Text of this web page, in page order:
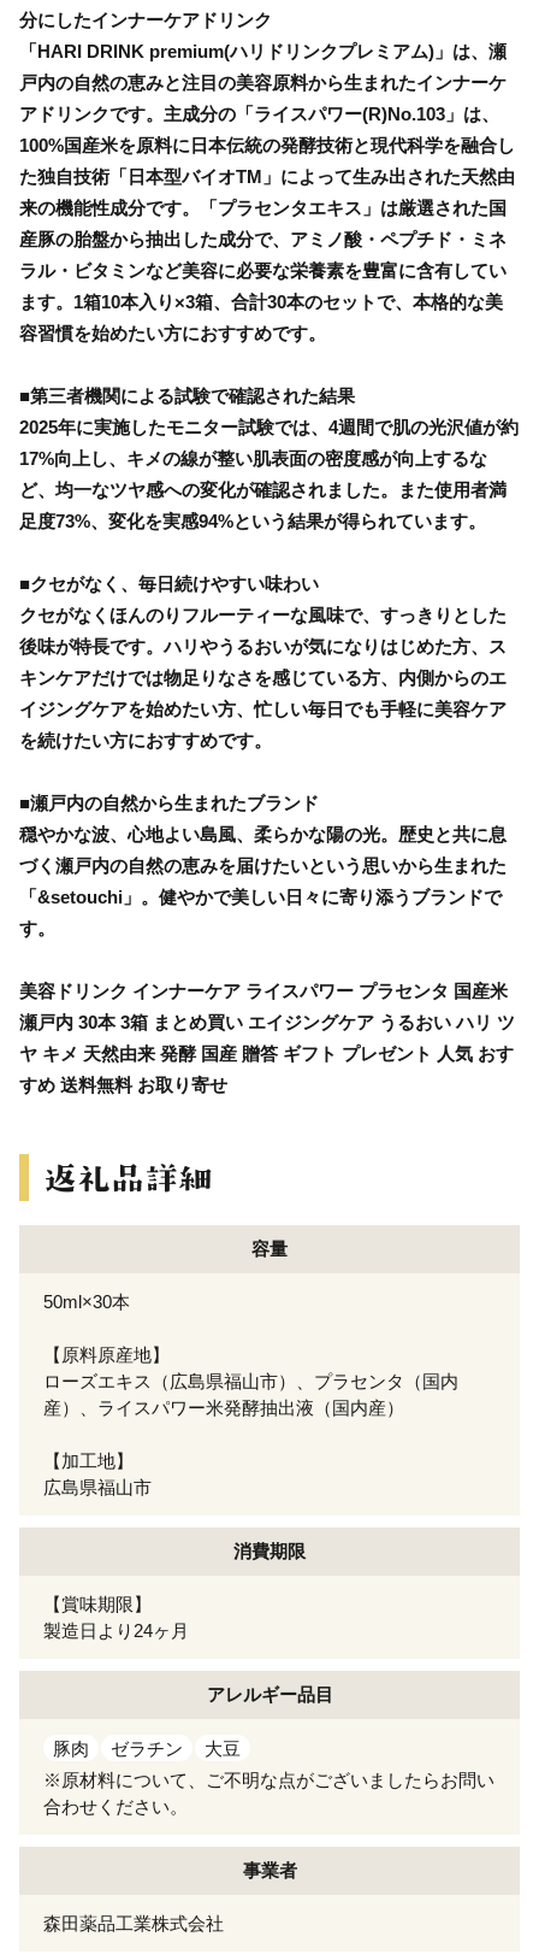
分にしたインナーケアドリンク
「HARI DRINK premium(ハリドリンクプレミアム)」は、瀬
戸内の自然の恵みと注目の美容原料から生まれたインナーケ
アドリンクです。主成分の「ライスパワー(R)No.103」は、
100%国産米を原料に日本伝統の発酵技術と現代科学を融合し
た独自技術「日本型バイオTM」によって生み出された天然由
来の機能性成分です。「プラセンタエキス」は厳選された国
産豚の胎盤から抽出した成分で、アミノ酸・ペプチド・ミネ
ラル・ビタミンなど美容に必要な栄養素を豊富に含有してい
ます。1箱10本入り×3箱、合計30本のセットで、本格的な美
容習慣を始めたい方におすすめです。
■第三者機関による試験で確認された結果
2025年に実施したモニター試験では、4週間で肌の光沢値が約
17%向上し、キメの線が整い肌表面の密度感が向上するな
ど、均一なツヤ感への変化が確認されました。また使用者満
足度73%、変化を実感94%という結果が得られています。
■クセがなく、毎日続けやすい味わい
クセがなくほんのりフルーティーな風味で、すっきりとした
後味が特長です。ハリやうるおいが気になりはじめた方、ス
キンケアだけでは物足りなさを感じている方、内側からのエ
イジングケアを始めたい方、忙しい毎日でも手軽に美容ケア
を続けたい方におすすめです。
■瀬戸内の自然から生まれたブランド
穏やかな波、心地よい島風、柔らかな陽の光。歴史と共に息
づく瀬戸内の自然の恵みを届けたいという思いから生まれた
「&setouchi」。健やかで美しい日々に寄り添うブランドで
す。
美容ドリンク インナーケア ライスパワー プラセンタ 国産米
瀬戸内 30本 3箱 まとめ買い エイジングケア うるおい ハリ ツ
ヤ キメ 天然由来 発酵 国産 贈答 ギフト プレゼント 人気 おす
すめ 送料無料 お取り寄せ
容量
50ml×30本
【原料原産地】
ローズエキス（広島県福山市）、プラセンタ（国内
産）、ライスパワー米発酵抽出液（国内産）
【加工地】
広島県福山市
消費期限
【賞味期限】
製造日より24ヶ月
アレルギー品目
豚肉 ゼラチン
大豆
※原材料について、ご不明な点がございましたらお問い
合わせください。
事業者
森田薬品工業株式会社